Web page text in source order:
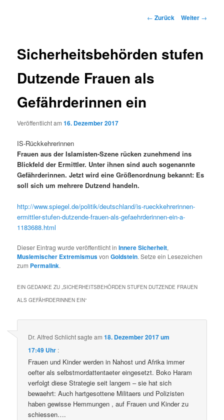
Beitragsnavigation
← Zurück Weiter →
Sicherheitsbehörden stufen
Dutzende Frauen als
Gefährderinnen ein
Veröffentlicht am16. Dezember 2017
IS-Rückkehrerinnen
Frauen aus der Islamisten-Szene rücken zunehmend ins
Blickfeld der Ermittler. Unter ihnen sind auch sogenannte
Gefährderinnen. Jetzt wird eine Größenordnung bekannt: Es
soll sich um mehrere Dutzend handeln.
http://www.spiegel.de/politik/deutschland/is-rueckkehrerinnen-
ermittler-stufen-dutzende-frauen-als-gefaehrderinnen-ein-a-
1183688.html
Dieser Eintrag wurde veröffentlicht inInnere Sicherheit,
Muslemischer ExtremismusvonGoldstein. Setze ein Lesezeichen
zum Permalink.
EIN GEDANKE ZU „SICHERHEITSBEHÖRDEN STUFEN DUTZENDE FRAUEN
ALS GEFÄHRDERINNEN EIN“
Dr. Alfred Schlichtsagte am18. Dezember 2017 um
17:49 Uhr :
Frauen und Kinder werden in Nahost und Afrika immer
oefter als selbstmordattentaeter eingesetzt. Boko Haram
verfolgt diese Strategie seit langem – sie hat sich
bewaehrt: Auch hartgesottene Militaers und Polizisten
haben gewisse Hemmungen , auf Frauen und Kinder zu
schiessen….